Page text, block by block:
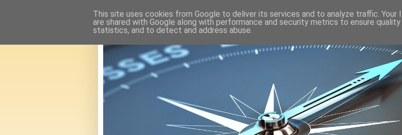
This site uses cookies from Google to deliver its services and to analyze traffic. Your
are shared with Google along with performance and security metrics to ensure
statistics, and to detect and address abuse.